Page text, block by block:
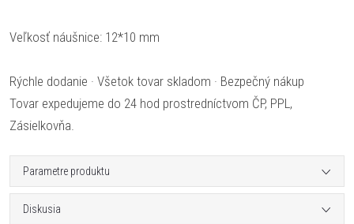
Veľkosť náušnice: 12*10 mm
Rýchle dodanie · Všetok tovar skladom · Bezpečný nákup
Tovar expedujeme do 24 hod prostredníctvom ČP, PPL,
Zásielkovňa.
Parametre produktu
Diskusia